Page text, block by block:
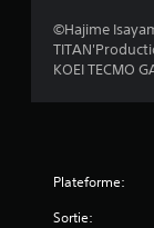
©Hajime
KOEI TECMO
Plateforme:
Sortie: